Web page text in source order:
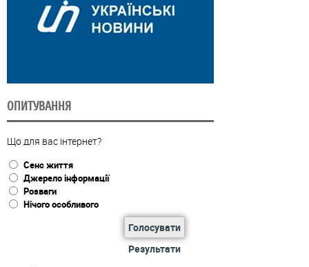
ОПИТУВАННЯ
Що для вас інтернет?
Сенс життя
Джерело інформації
Розваги
Нічого особливого
Голосувати
Результати